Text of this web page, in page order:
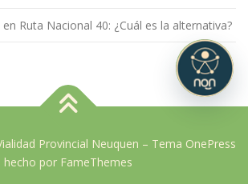
Ruta Nacional 40: ¿Cuál es la alternativa?
Provincial Neuquen – Tema OnePress
hecho por FameThemes